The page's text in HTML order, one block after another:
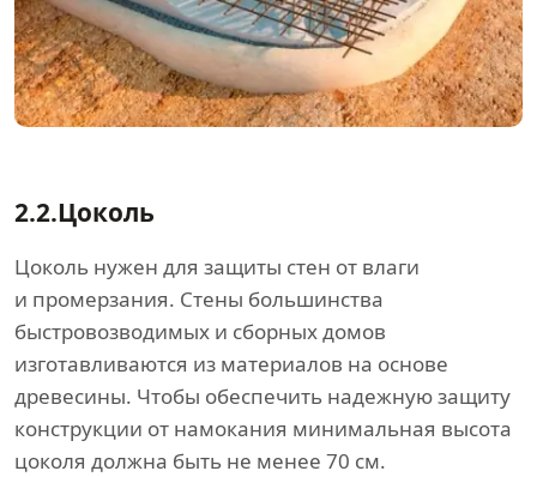
2.2.Цоколь
Цоколь нужен для защиты стен от влаги
и промерзания. Стены большинства
быстровозводимых и сборных домов
изготавливаются из материалов на основе
древесины. Чтобы обеспечить надежную защиту
конструкции от намокания минимальная высота
цоколя должна быть не менее 70 см.